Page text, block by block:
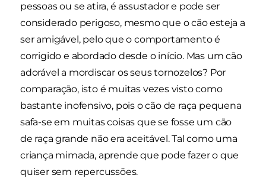
pessoas ou se atira, é assustador e pode ser
considerado perigoso, mesmo que o cão esteja a
ser amigável, pelo que o comportamento é
corrigido e abordado desde o início. Mas um cão
adorável a mordiscar os seus tornozelos? Por
comparação, isto é muitas vezes visto como
bastante inofensivo, pois o cão de raça pequena
safa-se em muitas coisas que se fosse um cão
de raça grande não era aceitável. Tal como uma
criança mimada, aprende que pode fazer o que
quiser sem repercussões.